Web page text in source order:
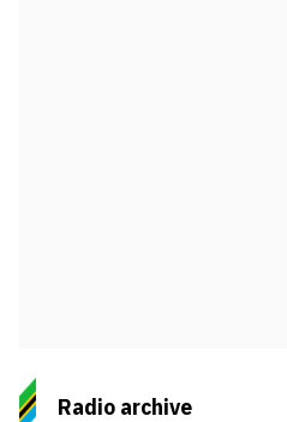
Radio archive